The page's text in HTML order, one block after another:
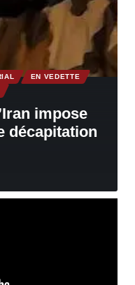
EN VEDETTE
impose
décapitation